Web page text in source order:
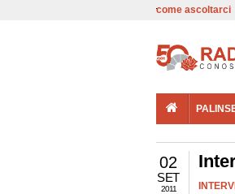
come ascoltarci
02
SET
2011